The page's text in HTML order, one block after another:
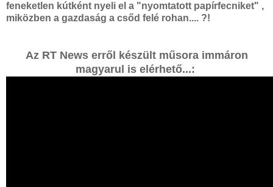
feneketlen kútként nyeli el a "nyomtatott papírfecniket" ,
miközben a gazdaság a csőd felé rohan.... ?!
Az RT News erről készült műsora immáron
magyarul is elérhető...: